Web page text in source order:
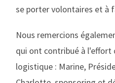
se porter volontaires et à
Nous remercions
qui ont contribué à l'effort
logistique : Marine,